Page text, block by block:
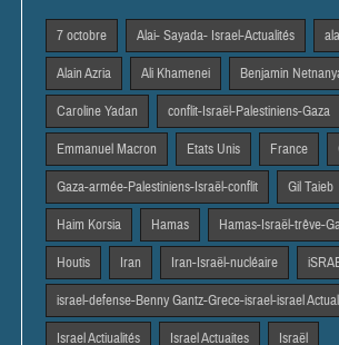
7 octobre Alai- Sayada- Israel-Actualités
Alain Azria Ali Khamenei Benjamin
Caroline Yadan conflit-Israël-Palestiniens-Gaza
Emmanuel Macron Etats Unis France
Gaza-armée-Palestiniens-Israël-conflit Gil Taieb
Haim Korsia Hamas Hamas-Israël-trêve-
Houtis Iran Iran-Israël-nucléaire
israel-defense-Benny Gantz-Grece-israel-israel
Israel Actiualités Israel Actuaites Israël